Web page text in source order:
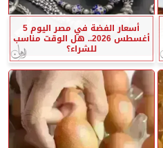
أسعار الفضة في مصر اليوم 5
أغسطس 2026.. هل الوقت مناسب
للشراء؟